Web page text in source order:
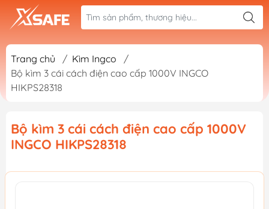
Trang chủ / Kìm Ingco
/
Bộ kìm 3 cái cách điện cao cấp 1000V INGCO
HIKPS28318
Bộ kìm 3 cái cách điện cao cấp 1000V
INGCO HIKPS28318